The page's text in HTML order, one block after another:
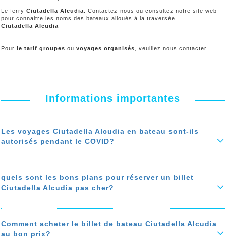
Le ferry Ciutadella Alcudia: Contactez-nous ou consultez notre site web
pour connaitre les noms des bateaux alloués à la traversée
Ciutadella Alcudia
Pour le tarif groupes ou voyages organisés , veuillez nous contacter
Informations importantes
Les voyages Ciutadella Alcudia en bateau sont-ils
autorisés pendant le COVID?
Durant la troisième vague du covid, les voyages Ciutadella Alcudia en
En savoir plus sur 'Les voyages Ciutadella Alcudia en bateau sont-ils
autorisés pendant le COVID?'
quels sont les bons plans pour réserver un billet
Ciutadella Alcudia pas cher?
Pour réserver un billet de bateau Ciutadella Alcudia vraiement pas
de votre ticket de bateau: bon moment pour acheter comparer les
voyages avec des programmes de fidélité, et une assistance
Comment acheter le billet de bateau Ciutadella Alcudia
au bon prix?